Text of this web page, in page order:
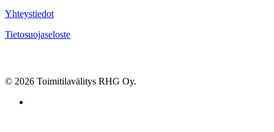
Yhteystiedot
Tietosuojaseloste
© 2026 Toimitilavälitys RHG Oy.